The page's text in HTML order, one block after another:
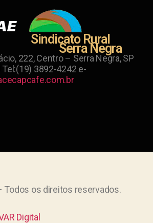
Sindicato Rural
Serra Negra
222, Centro – Serra Negra, SP
3892-4242 e-
Todos os direitos reservados.
Digital